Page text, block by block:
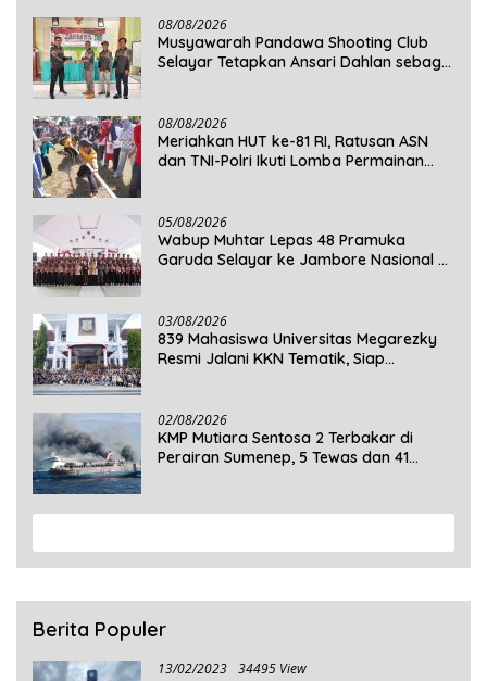
08/08/2026
Musyawarah Pandawa Shooting Club
Selayar Tetapkan Ansari Dahlan sebagai
08/08/2026
Meriahkan HUT ke-81 RI, Ratusan ASN
dan TNI-Polri Ikuti Lomba Permainan
05/08/2026
Wabup Muhtar Lepas 48 Pramuka
Garuda Selayar ke Jambore Nasional XII
03/08/2026
839 Mahasiswa Universitas Megarezky
Resmi Jalani KKN Tematik, Siap
02/08/2026
KMP Mutiara Sentosa 2 Terbakar di
Perairan Sumenep, 5 Tewas dan 41
Berita Populer
13/02/2023 34495 View